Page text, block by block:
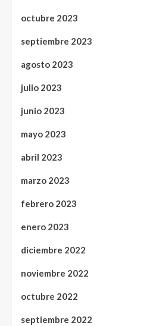
octubre 2023
septiembre 2023
agosto 2023
julio 2023
junio 2023
mayo 2023
abril 2023
marzo 2023
febrero 2023
enero 2023
diciembre 2022
noviembre 2022
octubre 2022
septiembre 2022